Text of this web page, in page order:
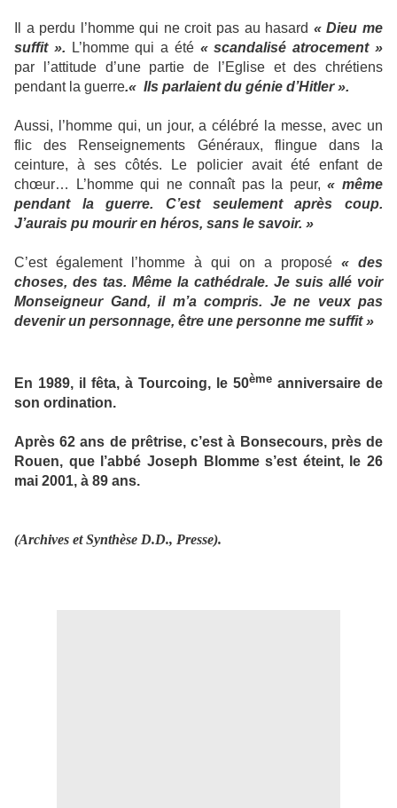
Il a perdu l’homme qui ne croit pas au hasard « Dieu me
suffit ». L’homme qui a été « scandalisé atrocement »
par l’attitude d’une partie de l’Eglise et des chrétiens
pendant la guerre.« Ils parlaient du génie d’Hitler ».
Aussi, l’homme qui, un jour, a célébré la messe, avec un
flic des Renseignements Généraux, flingue dans la
ceinture, à ses côtés. Le policier avait été enfant de
chœur… L’homme qui ne connaît pas la peur,« même
pendant la guerre. C’est seulement après coup.
J’aurais pu mourir en héros, sans le savoir. »
C’est également l’homme à qui on a proposé « des
choses, des tas. Même la cathédrale. Je suis allé voir
Monseigneur Gand, il m’a compris. Je ne veux pas
devenir un personnage, être une personne me suffit »
En 1989, il fêta, à Tourcoing, le 50ème anniversaire de
son ordination.
Après 62 ans de prêtrise, c’est à Bonsecours, près de
Rouen, que l’abbé Joseph Blomme s’est éteint, le 26
mai 2001, à 89 ans.
(Archives et Synthèse D.D., Presse).